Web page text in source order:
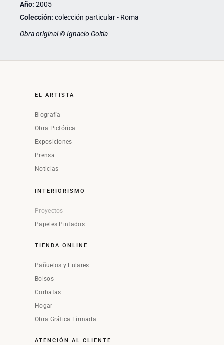
Año: 2005
Colección: colección particular - Roma
Obra original © Ignacio Goitia
EL ARTISTA
Biografía
Obra Pictórica
Exposiciones
Prensa
Noticias
INTERIORISMO
Proyectos
Papeles Pintados
TIENDA ONLINE
Pañuelos y Fulares
Bolsos
Corbatas
Hogar
Obra Gráfica Firmada
ATENCIÓN AL CLIENTE